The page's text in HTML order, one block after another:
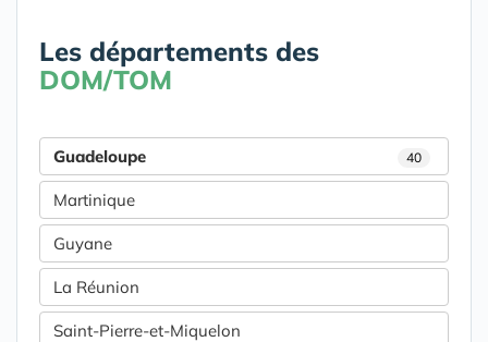
Les départements des
DOM/TOM
Guadeloupe 40
Martinique
Guyane
La Réunion
Saint-Pierre-et-Miquelon